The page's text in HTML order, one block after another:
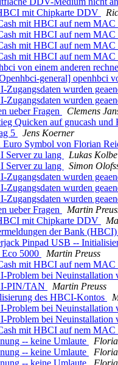
mit Chipkarte DDV
mit HBCI auf nem MAC
mit HBCI auf nem MAC
mit HBCI auf nem MAC
mit HBCI auf nem MAC
von einem anderen
general] openhbci
Zugangsdaten wurden
Zugangsdaten wurden
ueber Fragen
Clemens
Quicken auf gnucash und
5
Jens Koerner
Euro Symbol von Florian
Server zu lang
Lukas Kolbe
Server zu lang
Simon
Zugangsdaten wurden
Zugangsdaten wurden
Zugangsdaten wurden
ueber Fragen
Martin
mit Chipkarte DDV
der Bank (HBCI)
Pinpad USB --
5000
Martin Preuss
mit HBCI auf nem MAC
Problem bei Neuinstallation
PIN/TAN
Martin Preuss
des HBCI-Kontos
Problem bei Neuinstallation
Problem bei Neuinstallation
mit HBCI auf nem MAC
-- keine Umlaute
-- keine Umlaute